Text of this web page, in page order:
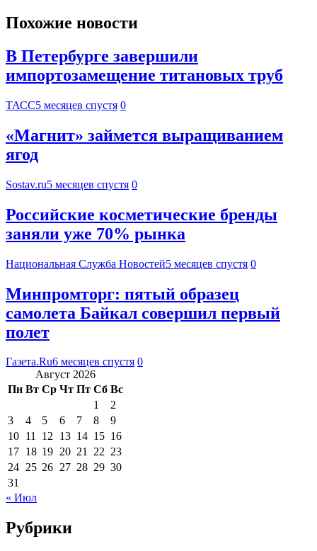
Похожие новости
В Петербурге завершили
импортозамещение титановых труб
ТАСС5 месяцев спустя 0
«Магнит» займется выращиванием
ягод
Sostav.ru5 месяцев спустя 0
Российские косметические бренды
заняли уже 70% рынка
Национальная Служба Новостей5 месяцев спустя 0
Минпромторг: пятый образец
самолета Байкал совершил первый
полет
Газета.Ru6 месяцев спустя 0
Август 2026
Пн Вт Ср Чт Пт Сб Вс
1
2
3
4 5 6 7 8
9
10 11 12 13 14 15 16
17 18 19 20 21 22 23
24 25 26 27 28 29 30
31
« Июл
Рубрики